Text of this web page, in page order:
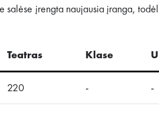
salėse įrengta naujausia įranga,
Teatras Klase
220 - -